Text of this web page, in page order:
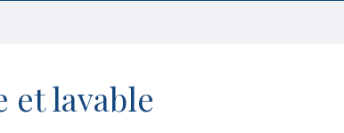
et lavable